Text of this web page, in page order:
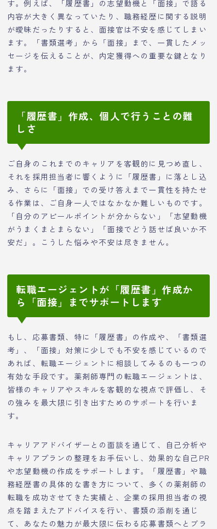
す。例えば、「履歴書」の志望動機と「面接」で語る
内容が大きく異なっていたり、職務経歴に関する説明
が曖昧だったりすると、面接官は不安を感じてしまい
ます。「書類選考」から「面接」まで、一貫したメッ
セージを伝えることが、内定獲得への重要な鍵となり
ます。
「履歴書」作成、個人で行うことの難
しさ
ご自身のこれまでのキャリアを客観的に見つめ直し、
それを採用担当者に響くように「履歴書」に落とし込
み、さらに「面接」での受け答えまで一貫性を持たせ
る作業は、ご自身一人ではなかなか難しいものです。
「自分のアピールポイントが分からない」「志望動機
がうまくまとまらない」「面接でどう話せば良いか不
安だ」。こうした悩みや不安は尽きません。
転職エージェントが「履歴書」作成か
ら「面接」までサポートします
もし、応募書類、特に「履歴書」の作成や、「書類選
考」、「面接」対策に少しでも不安を感じているので
あれば、転職エージェントに相談してみるのも一つの
有効な手段です。薬剤師専門の転職エージェントは、
皆様のキャリアやスキルを客観的な視点で評価し、そ
の強みを最大限に引き出すためのサポートを行いま
す。
キャリアアドバイザーとの面談を通じて、自己分析や
キャリアプランの整理をお手伝いし、効果的な自己PR
や志望動機の作成をサポートします。「履歴書」や職
務経歴書の具体的な書き方について、多くの薬剤師の
転職を成功させてきた実績と、企業の採用担当者の視
点を踏まえたアドバイスを行い、書類の添削を通じ
て、あなたの魅力が最大限に伝わる応募書類へとブラ